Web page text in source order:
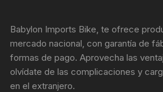
Babylon Imports Bike, te ofrece
mercado nacional, con garantía de
formas de pago. Aprovecha las
olvídate de las complicaciones y
en el extranjero.